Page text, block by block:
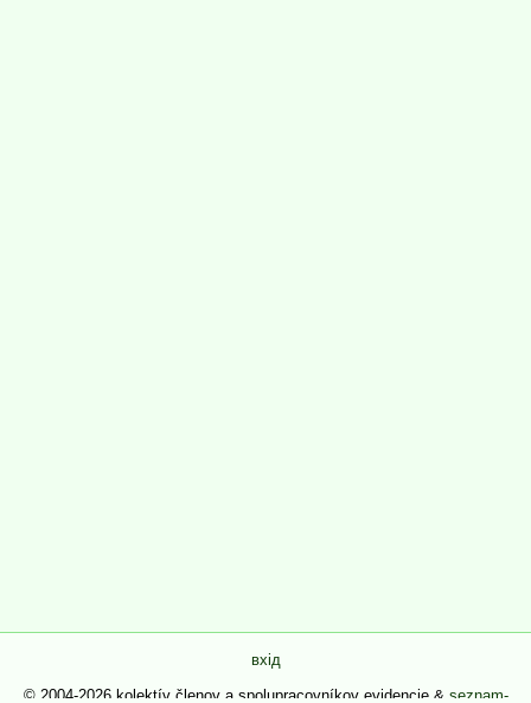
вхід
© 2004-2026 kolektív členov a spolupracovníkov evidencie & seznam-